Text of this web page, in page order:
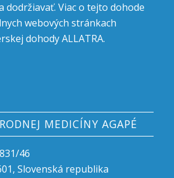
dodržiavať. Viac o tejto dohode
webových stránkach
dohody ALLATRA.
MEDICÍNY AGAPÉ
46
Slovenská republika